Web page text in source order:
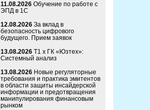
11.08.2026 Обучение по работе с
ЭПД в 1С
12.08.2026 За вклад в
безопасность цифрового
будущего. Прием заявок
13.08.2026 Т1 x ГК «Юзтех»:
Системный анализ
13.08.2026 Новые регуляторные
требования и практика эмитентов
в области защиты инсайдерской
информации и предотвращения
манипулирования финансовым
рынком